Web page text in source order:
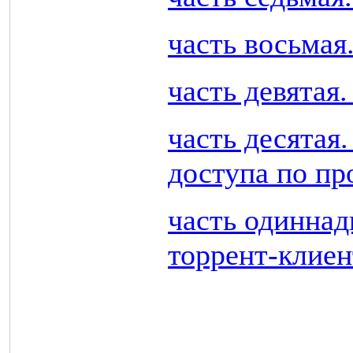
часть
часть
часть
доступа по
часть
торрент-